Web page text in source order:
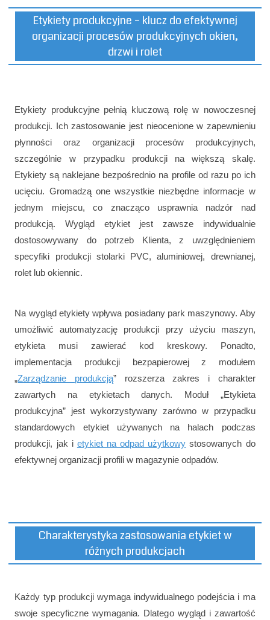
Etykiety produkcyjne – klucz do efektywnej
organizacji procesów produkcyjnych okien,
drzwi i rolet
Etykiety produkcyjne pełnią kluczową rolę w nowoczesnej
produkcji. Ich zastosowanie jest nieocenione w zapewnieniu
płynności oraz organizacji procesów produkcyjnych,
szczególnie w przypadku produkcji na większą skalę.
Etykiety są naklejane bezpośrednio na profile od razu po ich
ucięciu. Gromadzą one wszystkie niezbędne informacje w
jednym miejscu, co znacząco usprawnia nadzór nad
produkcją. Wygląd etykiet jest zawsze indywidualnie
dostosowywany do potrzeb Klienta, z uwzględnieniem
specyfiki produkcji stolarki PVC, aluminiowej, drewnianej,
rolet lub okiennic.
Na wygląd etykiety wpływa posiadany park maszynowy. Aby
umożliwić automatyzację produkcji przy użyciu maszyn,
etykieta musi zawierać kod kreskowy. Ponadto,
implementacja produkcji bezpapierowej z modułem
„Zarządzanie produkcją” rozszerza zakres i charakter
zawartych na etykietach danych. Moduł „Etykieta
produkcyjna” jest wykorzystywany zarówno w przypadku
standardowych etykiet używanych na halach podczas
produkcji, jak i etykiet na odpad użytkowy stosowanych do
efektywnej organizacji profili w magazynie odpadów.
Charakterystyka zastosowania etykiet w
różnych produkcjach
Każdy typ produkcji wymaga indywidualnego podejścia i ma
swoje specyficzne wymagania. Dlatego wygląd i zawartość